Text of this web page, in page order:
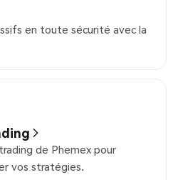
en toute sécurité avec la
de Phemex pour
vos stratégies.